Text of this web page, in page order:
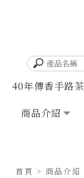
40年傳香手路茶
商品介紹
首頁 > 商品介紹